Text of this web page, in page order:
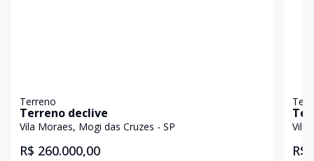
Terreno
Terreno declive
Vila Moraes, Mogi das Cruzes - SP
R$ 260.000,00
Vila
R$